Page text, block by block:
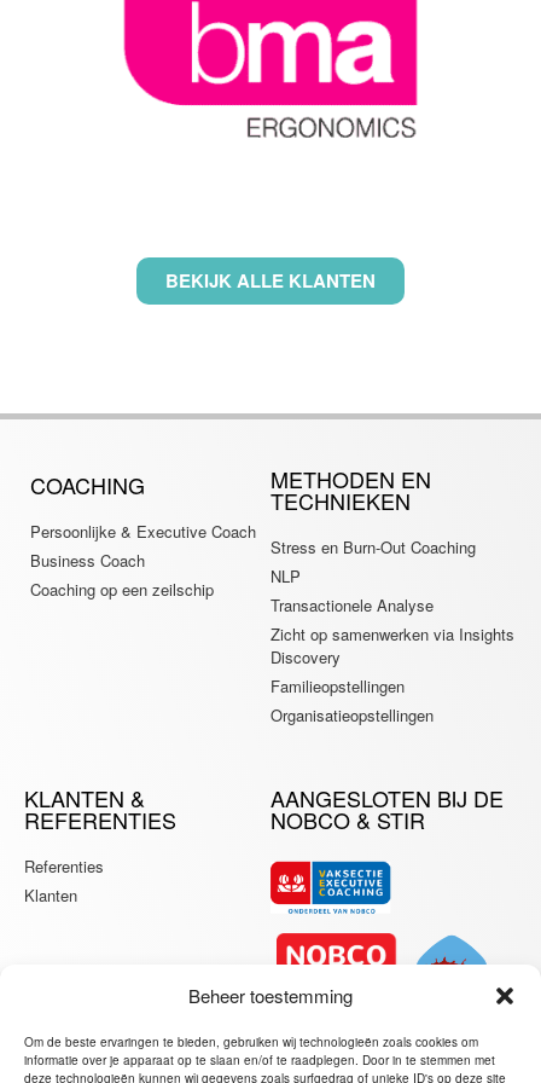
Beheer toestemming
Om de beste ervaringen te bieden, gebruiken wij technologieën zoals cookies om
informatie over je apparaat op te slaan en/of te raadplegen. Door in te stemmen met
deze technologieën kunnen wij gegevens zoals surfgedrag of unieke ID's op deze site
BEKIJK ALLE KLANTEN
COACHING
Persoonlijke & Executive Coach
Business Coach
Coaching op een zeilschip
METHODEN EN
TECHNIEKEN
Stress en Burn-Out Coaching
NLP
Transactionele Analyse
Zicht op samenwerken via Insights
Discovery
Familieopstellingen
Organisatieopstellingen
KLANTEN &
REFERENTIES
Referenties
Klanten
AANGESLOTEN BIJ DE
NOBCO & STIR